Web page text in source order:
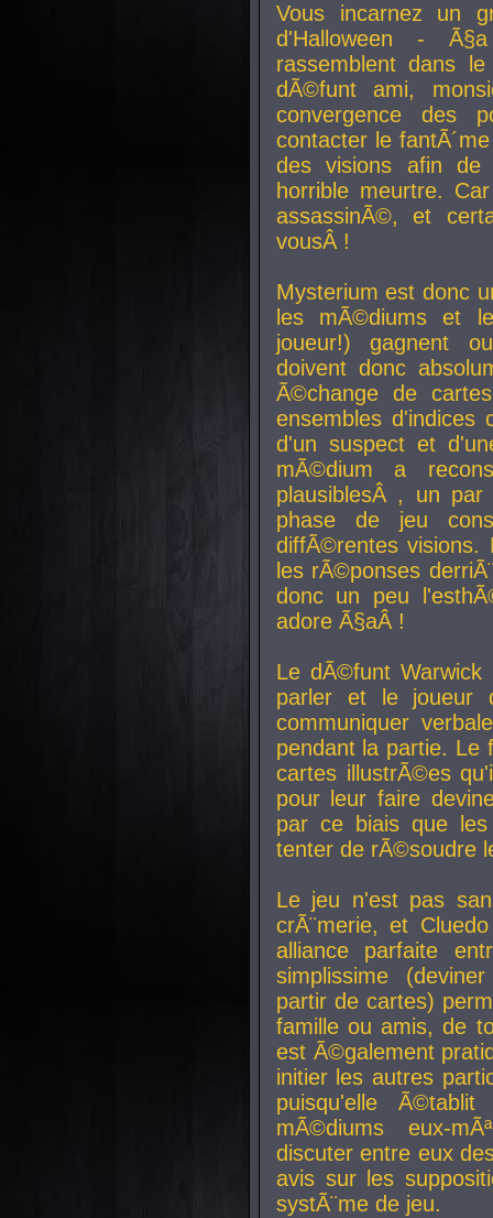
Vous incarnez un
d'Halloween -
rassemblent dans
dÃ©funt ami,
convergence des
contacter le
des visions afin
horrible meurtre.
assassinÃ©, et
vousÂ !
Mysterium est donc
les mÃ©diums et
joueur!) gagnent
doivent donc
Ã©change de
ensembles d'indices
d'un suspect et
mÃ©dium a
plausiblesÂ , un par
phase de jeu
diffÃ©rentes visions.
les rÃ©ponses
donc un peu
adore Ã§aÂ !
Le dÃ©funt Warwick
parler et le joueur
communiquer
pendant la partie. Le
cartes illustrÃ©es
pour leur faire
par ce biais que
tenter de rÃ©soudre
Le jeu n'est pas
crÃ¨merie, et
alliance parfaite
simplissime
partir de cartes)
famille ou amis, de
est Ã©galement
initier les autres
puisqu'elle
mÃ©diums eux-
discuter entre eux
avis sur les
systÃ¨me de jeu.